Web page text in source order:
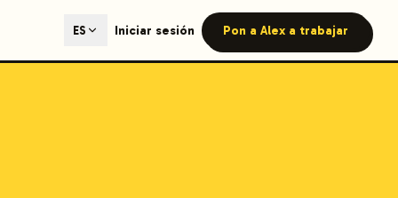
content generation with GEO optimization built-in.
ES Iniciar sesión Pon a Alex a trabajar